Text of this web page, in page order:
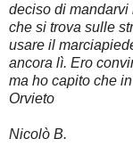
deciso di
che si trova sulle
usare il
ancora lì. Ero
ma ho capito che
Orvieto
Nicolò B.